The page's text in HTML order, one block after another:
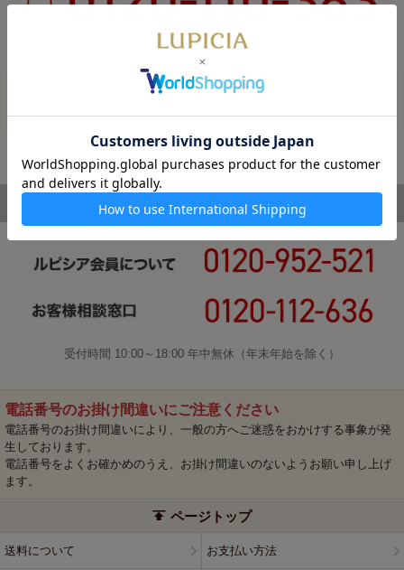
カスタマーハラスメントについて
受付時間 10:00～18:00 年中無休（年末年始を除く）
電話番号のお掛け間違いにご注意ください
電話番号のお掛け間違いにより、一般の方へご迷惑をおかけする事象が発
生しております。
電話番号をよくお確かめのうえ、お掛け間違いのないようお願い申し上げ
ます。
ページトップ
送料について お支払い方法